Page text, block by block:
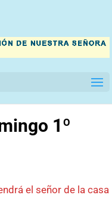
1º
el señor de la casa